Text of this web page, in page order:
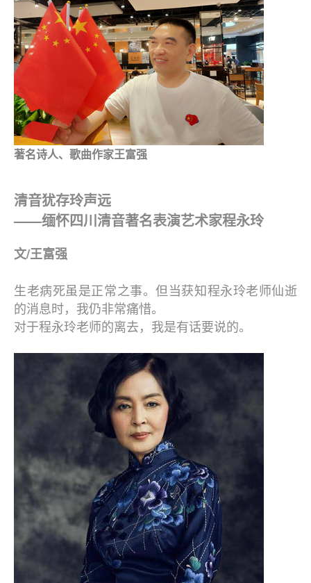
著名诗人、歌曲作家王富强
清音犹存玲声远
——缅怀四川清音著名表演艺术家程永玲
文/王富强
生老病死虽是正常之事。但当获知程永玲老师仙逝
的消息时，我仍非常痛惜。
对于程永玲老师的离去，我是有话要说的。